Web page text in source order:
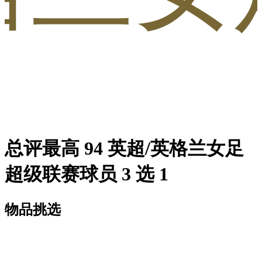
总评最高 94 英超/英格兰女足
超级联赛球员 3 选 1
物品挑选